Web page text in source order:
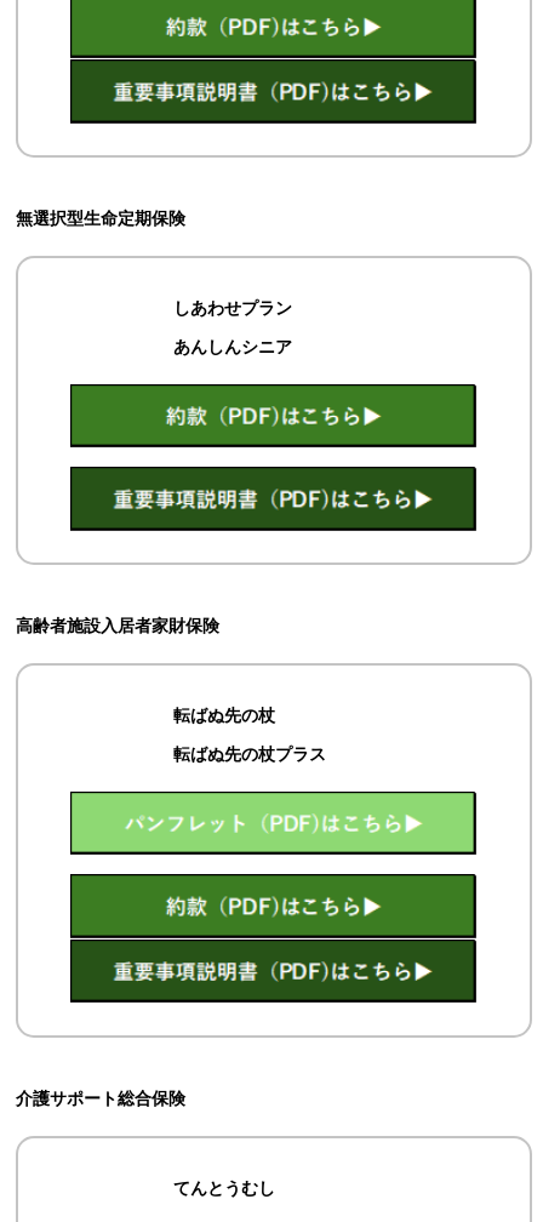
無選択型生命定期保険
しあわせプラン
あんしんシニア
高齢者施設入居者家財保険
転ばぬ先の杖
転ばぬ先の杖プラス
介護サポート総合保険
てんとうむし